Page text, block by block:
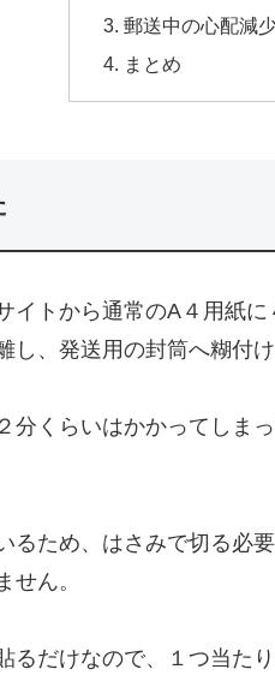
郵送中の心配減
まとめ
トから通常のA４用紙に
し、発送用の封筒へ糊付け
分くらいはかかってしまっ
るため、はさみで切る必要
せん。
るだけなので、１つ当た